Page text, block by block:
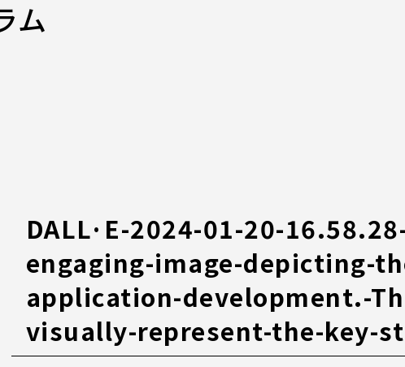
ム
DALL·E-2024-01-20-
engaging-image-depicting-
application-development.-
visually-represent-the-key-